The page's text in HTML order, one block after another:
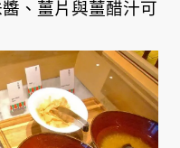
、薑片與薑醋汁可